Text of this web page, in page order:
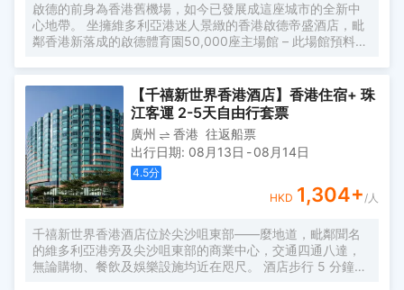
啟德的前身為香港舊機場，如今已發展成這座城市的全新中
心地帶。 坐擁維多利亞港迷人景緻的香港啟德帝盛酒店，毗
鄰香港新落成的啟德體育園50,000座主場館 – 此場館預料為
分鐘車程。 全新373客房的啟德帝盛酒店提供相連套房及兩
間配有私人露台的豪華套房，更有獨享10米長私人露天泳池
的海景總統泳池套房，滿足休閒旅客、長期商務旅客及不同
類型的旅客需求。酒店設施包括空中酒吧、西班牙川菜全日
餐廳 Siete Ocho（七滋八味）、露天無邊際泳池、100平方
米健身中心，及雙層挑高的豪華宴會廳。 房間景觀即使在同
一房型內，也可能因房間位置而有所不同；圖片僅供參考。
【千禧新世界香港酒店】香港住宿+ 珠
江客運 2-5天自由行套票
廣州 香港 往返船票
出行日期: 08月13日 -08月14日
4.5分
HKD 1,304+/人
千禧新世界香港酒店位於尖沙咀東部——麼地道，毗鄰聞名
的維多利亞港旁及尖沙咀東部的商業中心，交通四通八達，
無論購物、餐飲及娛樂設施均近在咫尺。 酒店步行 5 分鐘即